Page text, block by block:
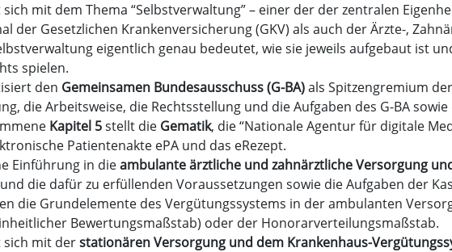
sich mit dem Thema “Selbstverwaltung” – einer der der zentralen
der Gesetzlichen Krankenversicherung (GKV) als auch der Ärzte-,
eigentlich genau bedeutet, wie sie jeweils aufgebaut ist
spielen.
den Gemeinsamen Bundesausschuss (G-BA)als Spitzengremium
die Arbeitsweise, die Rechtsstellung und die Aufgaben des G-BA
Kapitel 5stellt die Gematik, die “Nationale Agentur für digitale
Patientenakte ePA und das eRezept.
Einführung in dieambulante ärztliche und zahnärztliche Versorgung
die dafür zu erfüllenden Voraussetzungen sowie die Aufgaben der
die Grundelemente des Vergütungssystems in der ambulanten
Bewertungsmaßstab) oder der Honorarverteilungsmaßstab.
sich mit derstationären Versorgung und dem Krankenhaus-